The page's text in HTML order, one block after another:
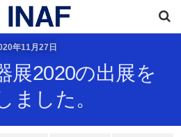
年11月27日
展2020の出展を
ました。